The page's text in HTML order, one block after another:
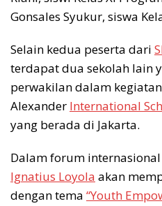
Gonsales Syukur, siswa
Selain kedua peserta dari
terdapat dua sekolah lain
perwakilan dalam kegiatan
Alexander International
yang berada di Jakarta.
Dalam forum
Ignatius Loyola akan
dengan tema “Youth